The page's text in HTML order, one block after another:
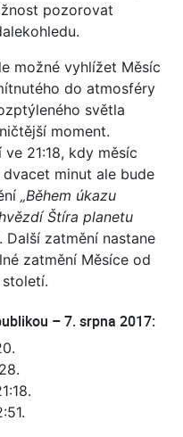
pozorovat
možné vyhlížet Měsíc
do atmosféry
světla
moment.
21:18, kdy měsíc
minut ale bude
„Během úkazu
Štíra planetu
zatmění nastane
zatmění Měsíce od
století.
– 7. srpna 2017: